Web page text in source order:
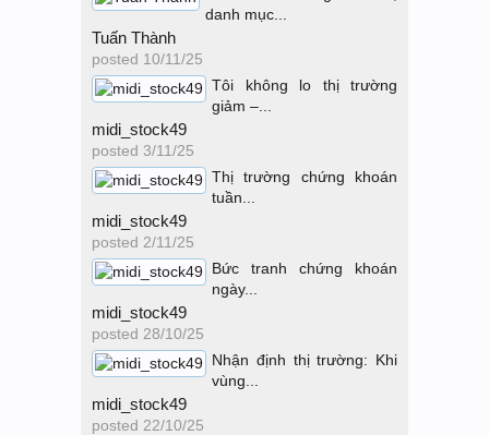
danh mục...
Tuấn Thành
posted 10/11/25
Tôi không lo thị trường
giảm –...
midi_stock49
posted 3/11/25
Thị trường chứng khoán
tuần...
midi_stock49
posted 2/11/25
Bức tranh chứng khoán
ngày...
midi_stock49
posted 28/10/25
Nhận định thị trường: Khi
vùng...
midi_stock49
posted 22/10/25